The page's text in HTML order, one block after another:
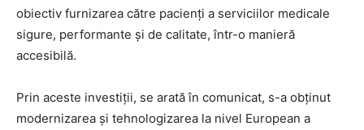
obiectiv furnizarea către pacienți a serviciilor medicale
sigure, performante și de calitate, într-o manieră
accesibilă.
Prin aceste investiții, se arată în comunicat, s-a obținut
modernizarea și tehnologizarea la nivel European a